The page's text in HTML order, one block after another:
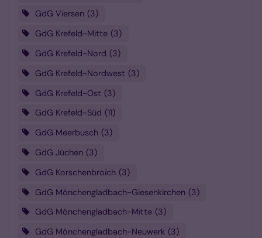
GdG Viersen
3
GdG Krefeld-Mitte 3
GdG Krefeld-Nord 3
GdG Krefeld-Nordwest 3
GdG Krefeld-Ost 3
GdG Krefeld-Süd
11
GdG Meerbusch 3
GdG Jüchen 3
GdG Korschenbroich 3
GdG Mönchengladbach-Giesenkirchen 3
GdG Mönchengladbach-Mitte
3
GdG Mönchengladbach-Neuwerk 3